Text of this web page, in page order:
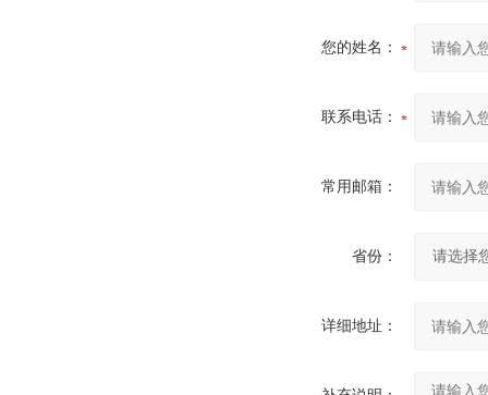
您的姓名：
联系电话：
常用邮箱：
省份：
详细地址：